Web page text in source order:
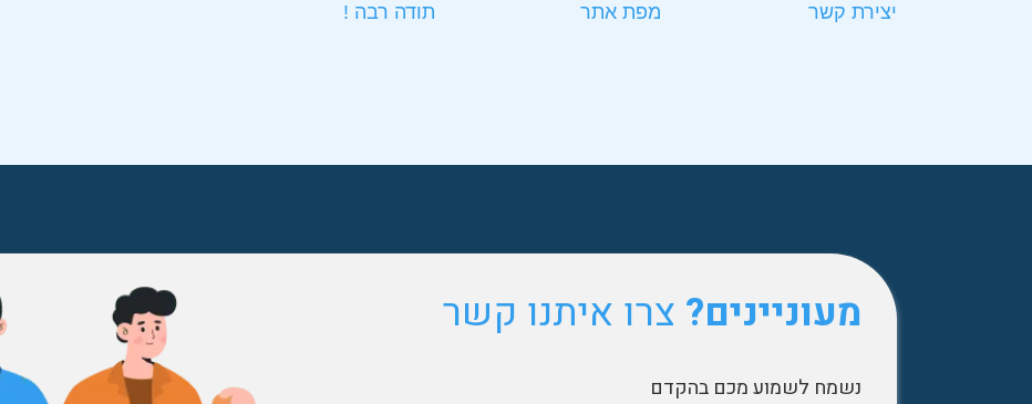
יצירת קשר מפת אתר תודה רבה !
מעוניינים? צרו איתנו קשר
נשמח לשמוע מכם בהקדם